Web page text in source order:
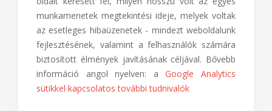
munkamenetek megtekintési ideje, melyek voltak
az esetleges hibaüzenetek - mindezt weboldalunk
fejlesztésének, valamint a felhasználók számára
biztosított élmények javításának céljával. Bővebb
információ angol nyelven: aGoogle Analytics
sütikkel kapcsolatos további tudnivalók